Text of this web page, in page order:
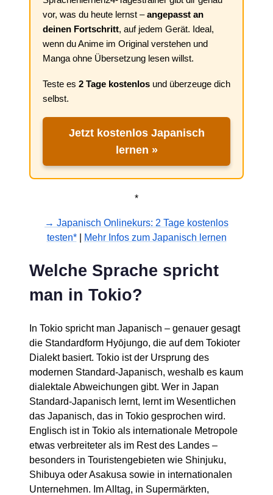
vor, was du heute lernst –angepasst an
deinen Fortschritt, auf jedem Gerät. Ideal,
wenn du Anime im Original verstehen und
Manga ohne Übersetzung lesen willst.
Teste es 2 Tage kostenlos und überzeuge dich
selbst.
Jetzt kostenlos Japanisch
lernen »
*
→ Japanisch Onlinekurs: 2 Tage kostenlos
testen*| Mehr Infos zum Japanisch lernen
Welche Sprache spricht
man in Tokio?
In Tokio spricht man Japanisch – genauer gesagt
die Standardform Hyōjungo, die auf dem Tokioter
Dialekt basiert. Tokio ist der Ursprung des
modernen Standard-Japanisch, weshalb es kaum
dialektale Abweichungen gibt. Wer in Japan
Standard-Japanisch lernt, lernt im Wesentlichen
das Japanisch, das in Tokio gesprochen wird.
Englisch ist in Tokio als internationale Metropole
etwas verbreiteter als im Rest des Landes –
besonders in Touristengebieten wie Shinjuku,
Shibuya oder Asakusa sowie in internationalen
Unternehmen. Im Alltag, in Supermärkten,